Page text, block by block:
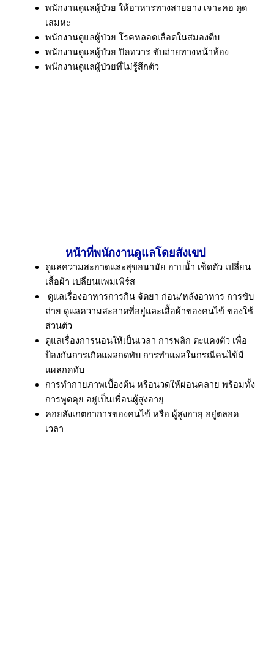
พนักงานดูแลผู้ป่วย ให้อาหารทางสายยาง เจาะคอ ดูด
เสมหะ
พนักงานดูแลผู้ป่วย โรคหลอดเลือดในสมองตีบ
พนักงานดูแลผู้ป่วย ปิดทวาร ขับถ่ายทางหน้าท้อง
พนักงานดูแลผู้ป่วยที่ไม่รู้สึกตัว
หน้าที่พนักงานดูแลโดยสังเขป
ดูแลความสะอาดและสุขอนามัย อาบน้ำ เช็ดตัว เปลี่ยน
เสื้อผ้า เปลี่ยนแพมเพิร์ส
ดูแลเรื่องอาหารการกิน จัดยา ก่อน/หลังอาหาร การขับ
ถ่าย ดูแลความสะอาดที่อยู่และเสื้อผ้าของคนไข้ ของใช้
ส่วนตัว
ดูแลเรื่องการนอนให้เป็นเวลา การพลิก ตะแคงตัว เพื่อ
ป้องกันการเกิดแผลกดทับ การทำแผลในกรณีคนไข้มี
แผลกดทับ
การทำกายภาพเบื้องต้น หรือนวดให้ผ่อนคลาย พร้อมทั้ง
การพูดคุย อยู่เป็นเพื่อนผู้สูงอายุ
คอยสังเกตอาการของคนไข้ หรือ ผู้สูงอายุ อยู่ตลอด
เวลา